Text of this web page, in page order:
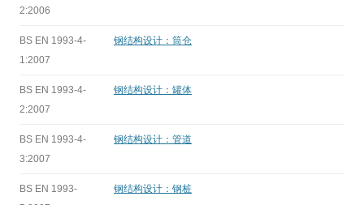
2:2006
BS EN 1993-4-
1:2007
钢结构设计：筒仓
BS EN 1993-4-
2:2007
钢结构设计：罐体
BS EN 1993-4-
3:2007
钢结构设计：管道
BS EN 1993-
钢结构设计：钢桩